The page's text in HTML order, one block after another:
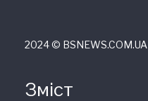
2024 © ВSNEWS.COM.UA
Зміст